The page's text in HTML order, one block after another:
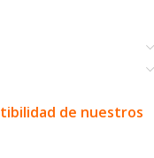
de nuestros